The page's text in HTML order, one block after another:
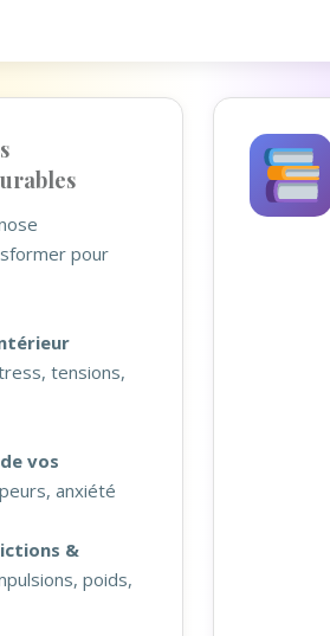
pour
tensions,
vos
anxiété
&
poids,